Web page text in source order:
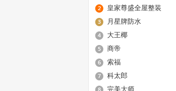
皇家尊盛全屋整装
月星牌防水
大王椰
商帝
索福
科太郎
完美大师